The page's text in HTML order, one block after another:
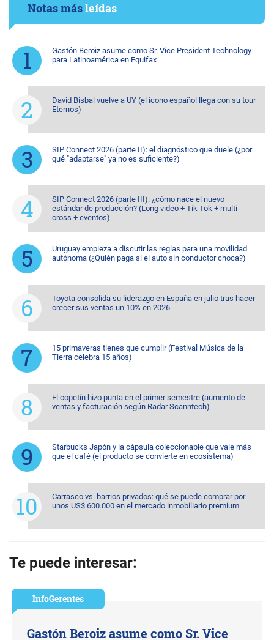
Notas másleídas
Gastón Beroiz asume como Sr. Vice President Technology
para Latinoamérica en Equifax
David Bisbal vuelve a UY (el ícono español llega con su tour
Eternos)
SIP Connect 2026 (parte II): el diagnóstico que duele (¿por
qué "adaptarse" ya no es suficiente?)
SIP Connect 2026 (parte III): ¿cómo nace el nuevo
estándar de producción? (Long video + Tik Tok + multi
cross + eventos)
Uruguay empieza a discutir las reglas para una movilidad
autónoma (¿Quién paga si el auto sin conductor choca?)
Toyota consolida su liderazgo en España en julio tras hacer
crecer sus ventas un 10% en 2026
15 primaveras tienes que cumplir (Festival Música de la
Tierra celebra 15 años)
El copetín hizo punta en el primer semestre (aumento de
ventas y facturación según Radar Scanntech)
Starbucks Japón y la cápsula coleccionable que vale más
que el café (el producto se convierte en ecosistema)
Carrasco vs. barrios privados: qué se puede comprar por
unos US$ 600.000 en el mercado inmobiliario premium
Te puede interesar:
InfoGerentes
Gastón Beroiz asume como Sr. Vice